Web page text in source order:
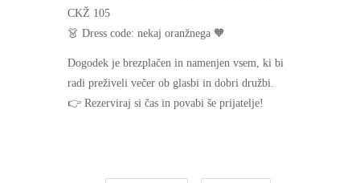
CKŽ 105
👗 Dress code: nekaj oranžnega 🧡
Dogodek je brezplačen in namenjen vsem, ki bi
radi preživeli večer ob glasbi in dobri družbi.
👉 Rezerviraj si čas in povabi še prijatelje!